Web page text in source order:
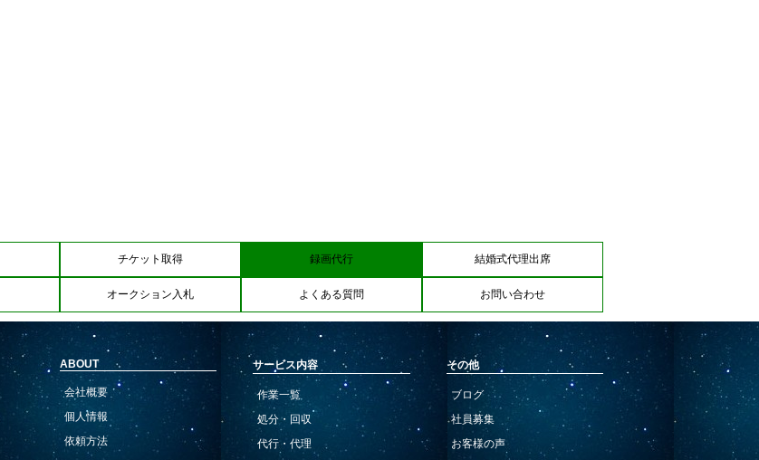
チケット取得 録画代行 結婚式代理出席
オークション入札 よくある質問 お問い合わせ
ABOUT
会社概要
個人情報
依頼方法
サービス内容
作業一覧
処分・回収
代行・代理
その他
ブログ
社員募集
お客様の声